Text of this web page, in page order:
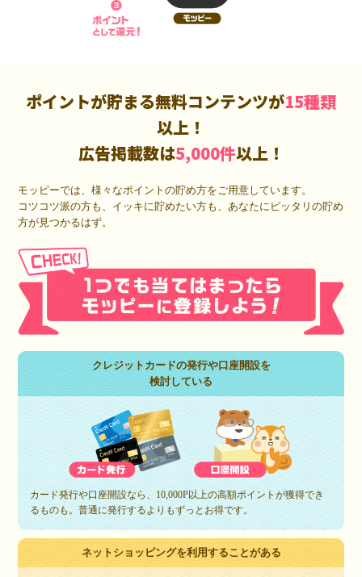
ポイントが貯まる無料コンテンツが15種類
以上！
広告掲載数は5,000件以上！
モッピーでは、様々なポイントの貯め方をご用意しています。
コツコツ派の方も、イッキに貯めたい方も、あなたにピッタリの貯め
方が見つかるはず。
クレジットカードの発行や口座開設を
検討している
カード発行や口座開設なら、10,000P以上の高額ポイントが獲得でき
るものも。普通に発行するよりもずっとお得です。
ネットショッピングを利用することがある